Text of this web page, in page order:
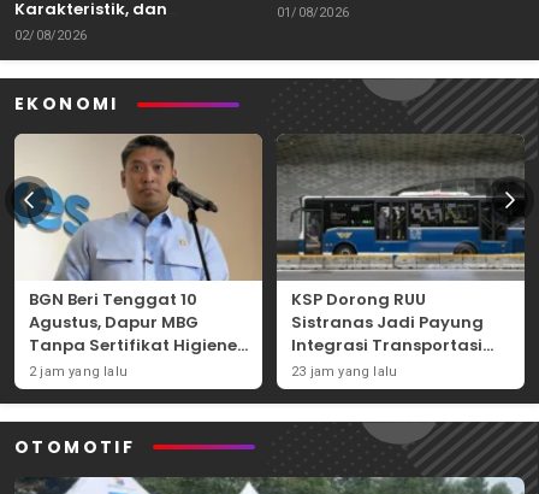
Karakteristik, dan
Tantangannya
02/08/2026
Kemampuan Itu Dibawa
01/08/2026
EKONOMI
BGN Beri Tenggat 10
Agustus, Dapur MBG
Tanpa Sertifikat Higiene
Terancam Tutup
Permanen
2 jam yang lalu
KSP Dorong RUU
Sistranas Jadi Payung
Integrasi Transportasi
Massal Indonesia
23 jam yang lalu
OTOMOTIF